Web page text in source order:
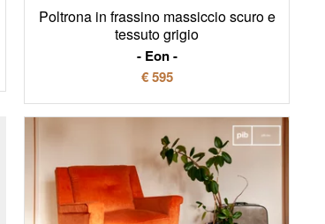
Poltrona in frassino massiccio scuro e
tessuto grigio
Eon
€ 595